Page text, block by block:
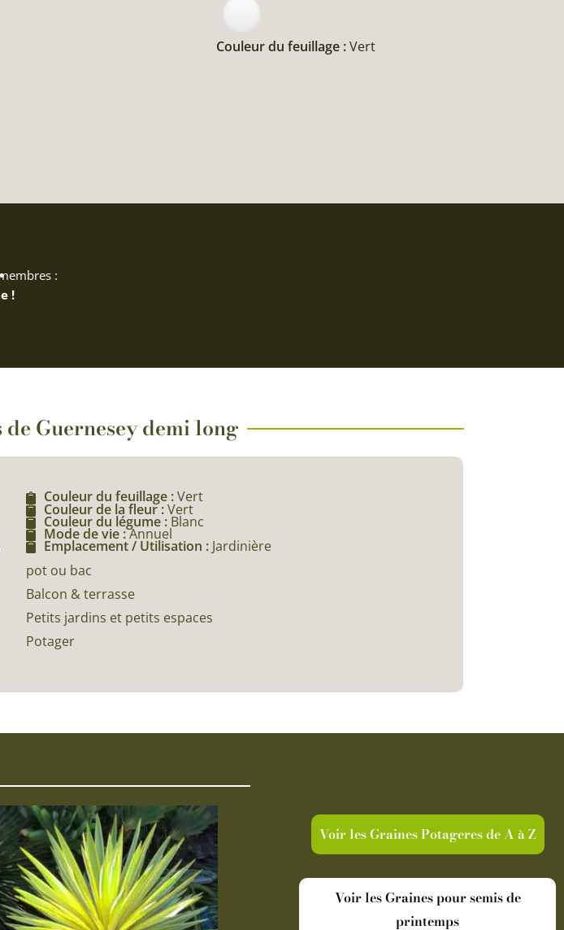
Couleur du feuillage :Vert
:
!
Guernesey demi long
Couleur du feuillage :Vert
Couleur de la fleur :Vert
Couleur du légume : Blanc
Mode de vie :Annuel
Emplacement / Utilisation : Jardinière
pot ou bac
Balcon & terrasse
Petits jardins et petits espaces
Potager
Voir les Graines Potageres de A à Z
Voir les Graines pour semis de
printemps